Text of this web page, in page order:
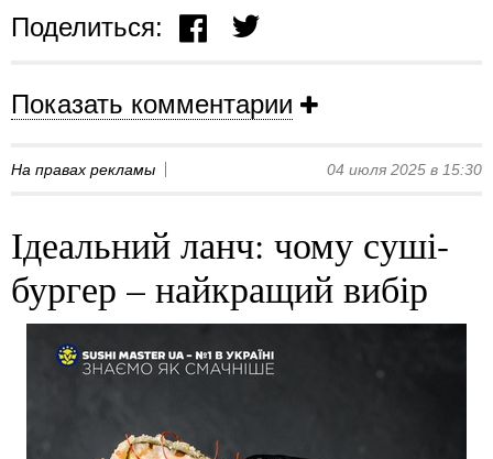
Поделиться:
Показать комментарии
На правах рекламы 04 июля 2025 в 15:30
Ідеальний ланч: чому суші-
бургер – найкращий вибір